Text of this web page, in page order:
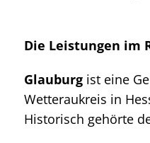
Die Leistungen im
Glauburg ist eine
Wetteraukreis in
Historisch gehörte